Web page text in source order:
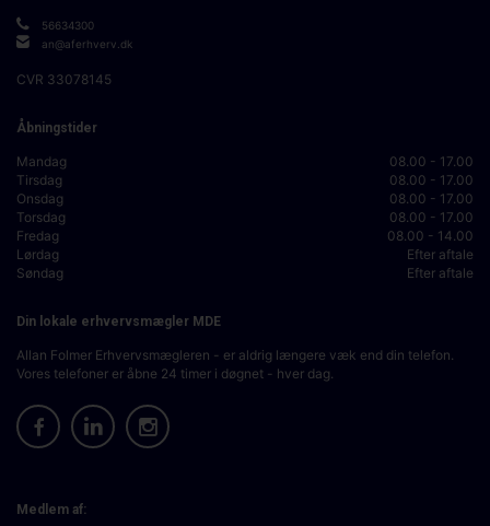
56634300
an@aferhverv.dk
CVR 33078145
Åbningstider
Mandag
08.00 - 17.00
Tirsdag
08.00 - 17.00
Onsdag
08.00 - 17.00
Torsdag
08.00 - 17.00
Fredag
08.00 - 14.00
Lørdag
Efter aftale
Søndag
Efter aftale
Din lokale erhvervsmægler MDE
Allan Folmer Erhvervsmægleren - er aldrig længere væk end din telefon.
Vores telefoner er åbne 24 timer i døgnet - hver dag.
Medlem af: